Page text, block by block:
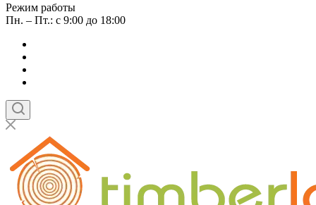
Режим работы
Пн. – Пт.: с 9:00 до 18:00